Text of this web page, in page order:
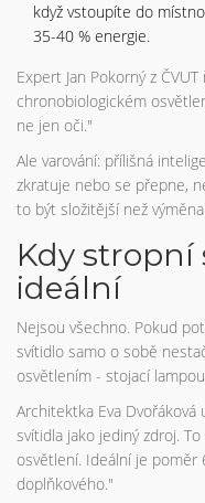
když vstoupíte do
35-40 % energie.
Expert Jan Pokorný z
chronobiologickém
ne jen oči."
Ale varování: přílišná
zkratuje nebo se přepne,
to být složitější než výměna
Kdy stropní
ideální
Nejsou všechno. Pokud
svítidlo samo o sobě
osvětlením - stojací
Architektka Eva
svítidla jako jediný zdroj.
osvětlení. Ideální je poměr
doplňkového."